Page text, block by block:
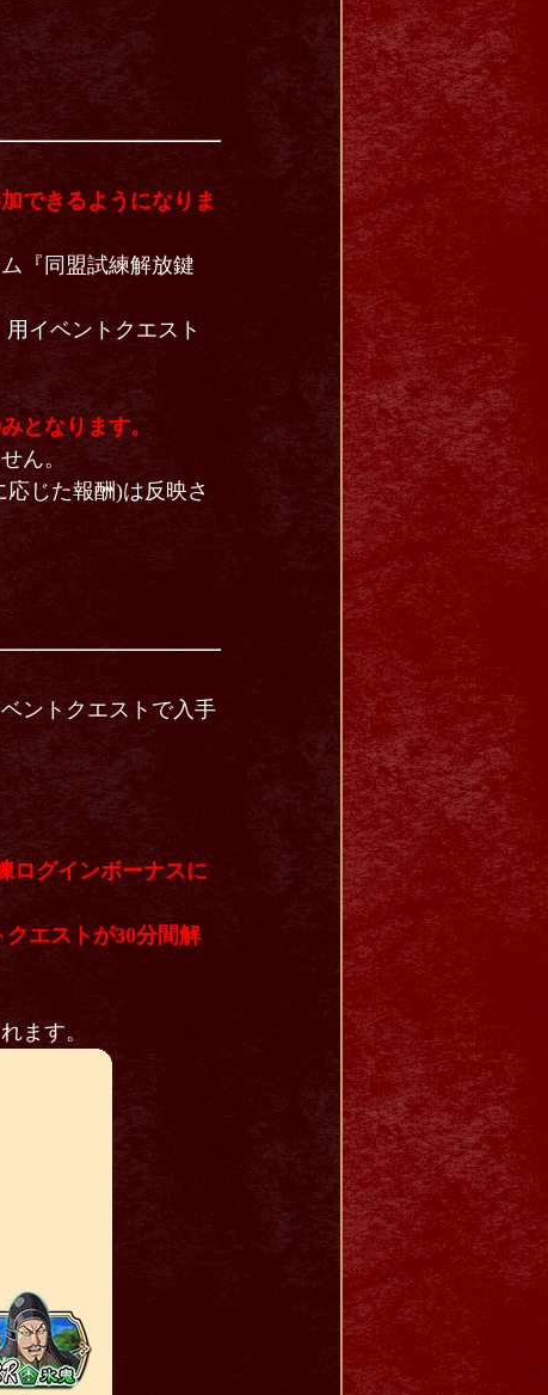
できるようになりま
『同盟試練解放鍵
イベントクエスト
となります。
ん。
じた報酬)は反映さ
ントクエストで入手
ログインボーナスに
エストが30分間解
ます。